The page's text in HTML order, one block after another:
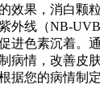
效果，消白颗
外线（NB-
进色素沉着。
病情，改善皮
据您的病情制定